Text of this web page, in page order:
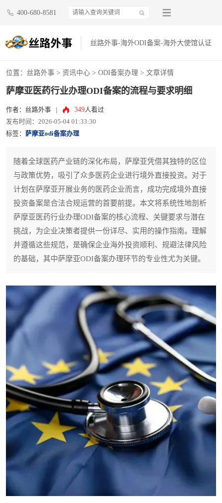
400-680-8581
丝路外事-海外ODI备案-海外大使馆认证
位置： 丝路外事 > 资讯中心 > ODI备案办理 > 文章详情
萨摩亚医药行业办理ODI备案的流程与要求明细
作者：丝路外事 349人看过
发布时间：2026-05-04 01:33:30
标签： 萨摩亚odi备案办理
随着全球医药产业链的深化布局，萨摩亚凭借其独特的区位
与政策优势，吸引了众多医药企业进行境外直接投资。对于
计划在萨摩亚开展业务的医药企业而言，成功完成境外直接
投资备案是合法合规运营的首要前提。本文将系统性地剖析
萨摩亚医药行业办理ODI备案的核心流程、关键要求与潜在
挑战，为企业决策者提供一份详尽、实用的操作指南。理解
并遵循这些规范，是确保企业海外投资顺利、规避法律风险
的基础，其中萨摩亚ODI备案办理环节的专业性尤为关键。